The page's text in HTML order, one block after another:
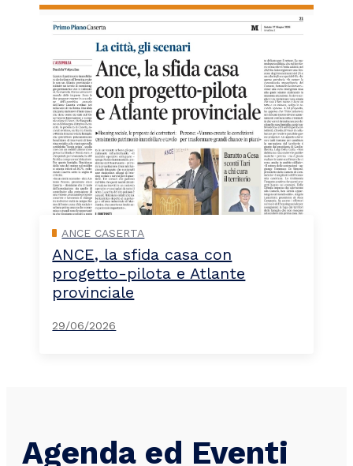
ANCE CASERTA
ANCE, la sfida casa con
progetto-pilota e Atlante
provinciale
29/06/2026
Agenda ed Eventi